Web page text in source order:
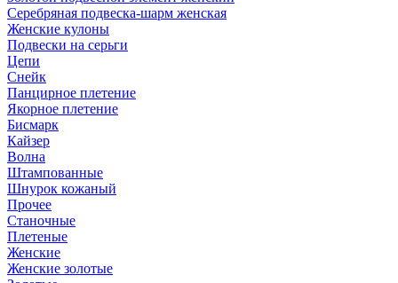
Серебряная подвеска-шарм женская
Женские кулоны
Подвески на серьги
Цепи
Снейк
Панцирное плетение
Якорное плетение
Бисмарк
Кайзер
Волна
Штампованные
Шнурок кожаный
Прочее
Станочные
Плетеные
Женские
Женские золотые